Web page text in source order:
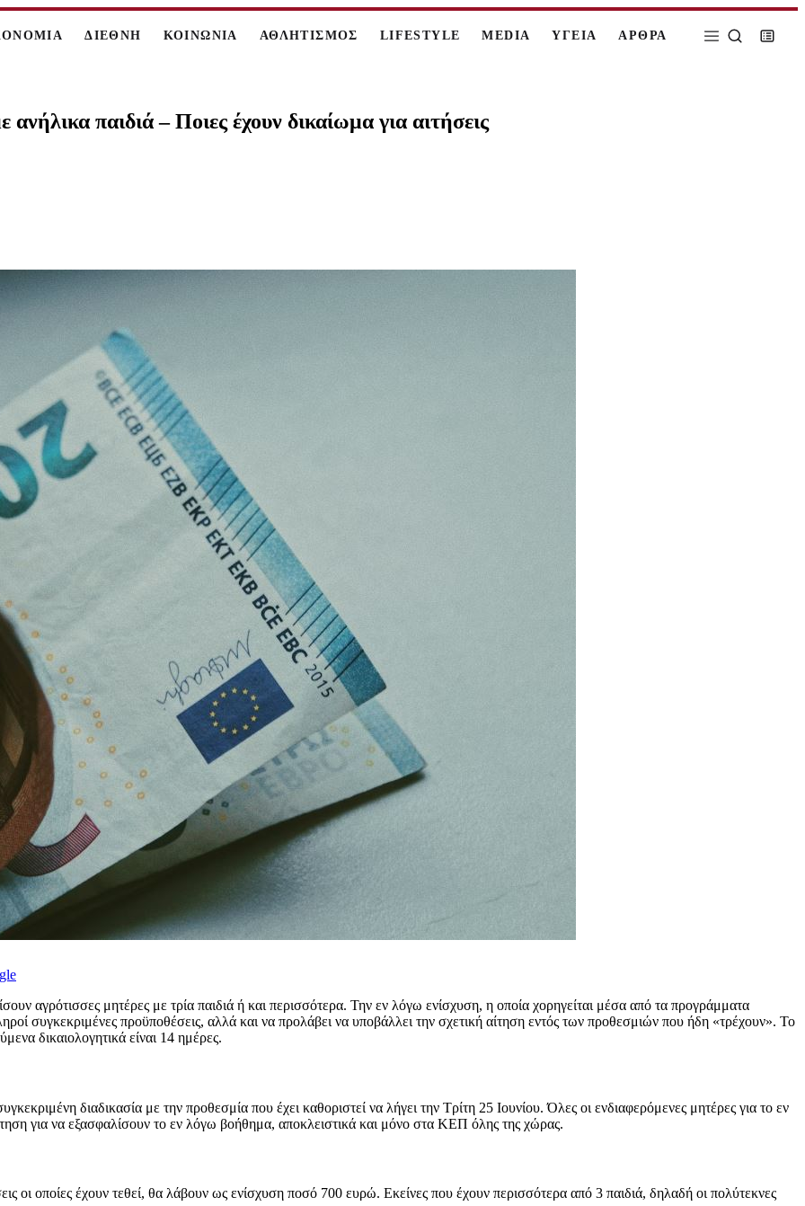
ΔΙΕΘΝΗ ΚΟΙΝΩΝΙΑ ΑΘΛΗΤΙΣΜΟΣ LIFESTYLE MEDIA ΥΓΕΙΑ ΑΡΘΡΑ
παιδιά – Ποιες έχουν δικαίωμα για αιτήσεις
αγρότισσες μητέρες με τρία παιδιά ή και περισσότερα. Την εν λόγω ενίσχυση, η οποία χορηγείται μέσα από τα προγράμματα
συγκεκριμένες προϋποθέσεις, αλλά και να προλάβει να υποβάλλει την σχετική αίτηση εντός των προθεσμιών που ήδη «τρέχουν». Το
δικαιολογητικά είναι 14 ημέρες.
διαδικασία με την προθεσμία που έχει καθοριστεί να λήγει την Τρίτη 25 Ιουνίου. Όλες οι ενδιαφερόμενες μητέρες για το εν
για να εξασφαλίσουν το εν λόγω βοήθημα, αποκλειστικά και μόνο στα ΚΕΠ όλης της χώρας.
οι οποίες έχουν τεθεί, θα λάβουν ως ενίσχυση ποσό 700 ευρώ. Εκείνες που έχουν περισσότερα από 3 παιδιά, δηλαδή οι πολύτεκνες